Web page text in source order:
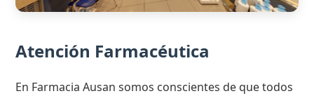
Atención Farmacéutica
En Farmacia Ausan somos conscientes de que todos